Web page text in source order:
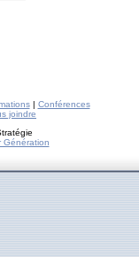
| Conférences
joindre
Génération